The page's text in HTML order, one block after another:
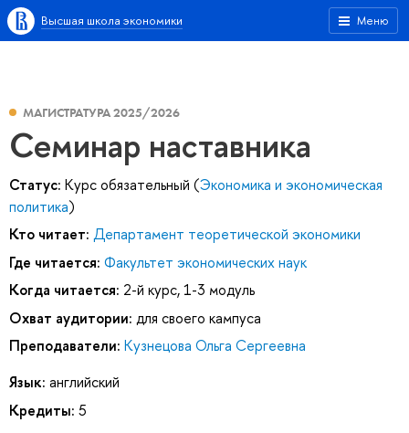
Меню
Высшая школа экономики
МАГИСТРАТУРА 2025/2026
Семинар наставника
Статус: Курс обязательный (Экономика и экономическая
политика)
Кто читает: Департамент теоретической экономики
Где читается: Факультет экономических наук
Когда читается: 2-й курс, 1-3 модуль
Охват аудитории: для своего кампуса
Преподаватели: Кузнецова Ольга Сергеевна
Язык: английский
Кредиты: 5